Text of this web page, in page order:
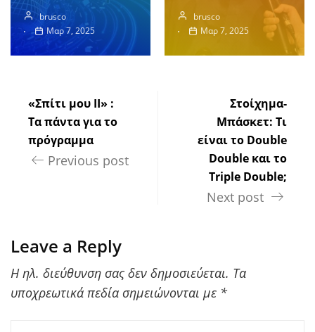
brusco
Μαρ 7, 2025
brusco
Μαρ 7, 2025
«Σπίτι μου ΙΙ» :
Τα πάντα για το
πρόγραμμα
Previous post
Στοίχημα-
Μπάσκετ: Τι
είναι το Double
Double και το
Triple Double;
Next post
Leave a Reply
Η ηλ. διεύθυνση σας δεν δημοσιεύεται. Τα
υποχρεωτικά πεδία σημειώνονται με *